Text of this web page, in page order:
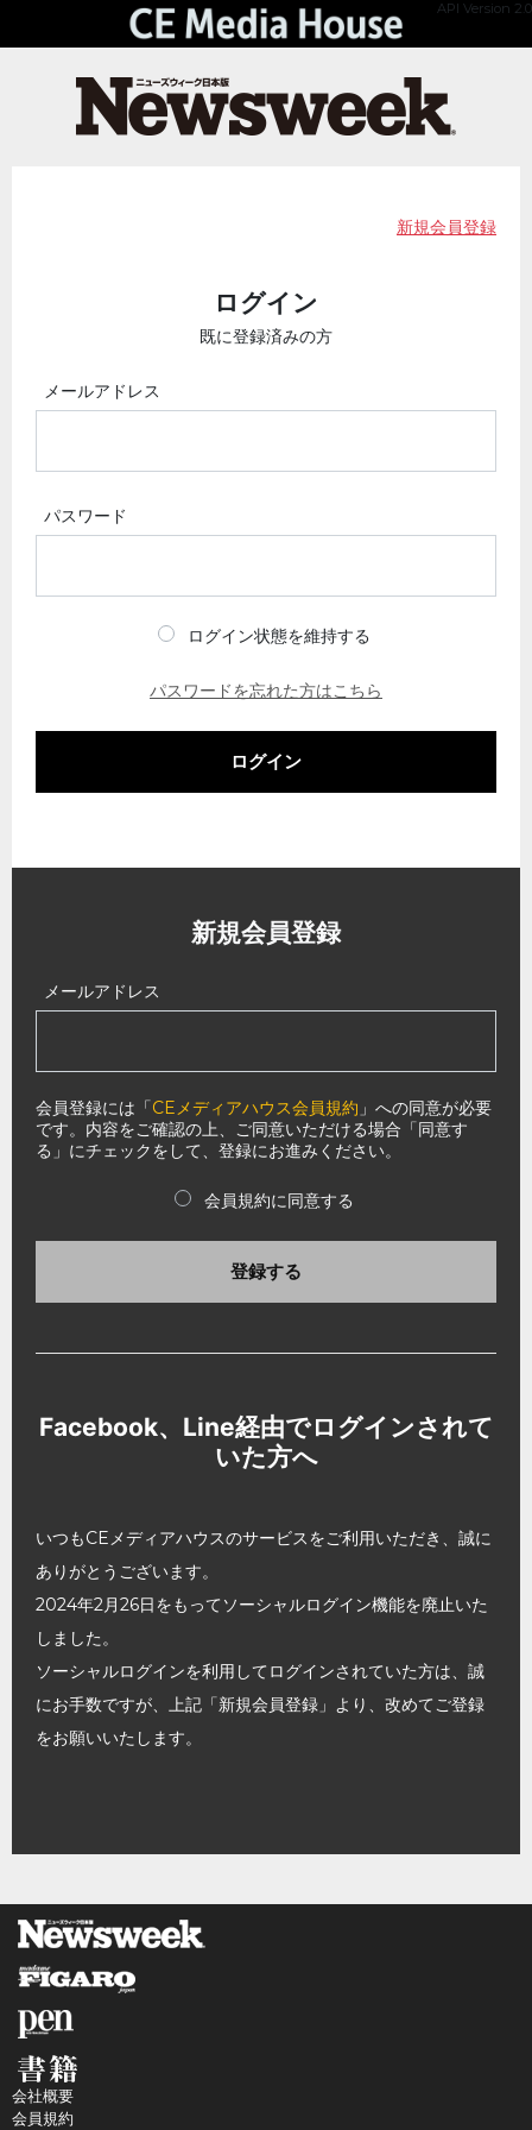
API Version 2.0
新規会員登録
ログイン
既に登録済みの方
メールアドレス
パスワード
ログイン状態を維持する
パスワードを忘れた方はこちら
ログイン
新規会員登録
メールアドレス
会員登録には「CEメディアハウス会員規約 」への同意が必要
です。内容をご確認の上、ご同意いただける場合「同意す
る」にチェックをして、登録にお進みください。
会員規約に同意する
登録する
Facebook、Line経由でログインされて
いた方へ
いつもCEメディアハウスのサービスをご利用いただき、誠に
ありがとうございます。
2024年2月26日をもってソーシャルログイン機能を廃止いた
しました。
ソーシャルログインを利用してログインされていた方は、誠
にお手数ですが、上記「新規会員登録」より、改めてご登録
をお願いいたします。
会社概要
会員規約